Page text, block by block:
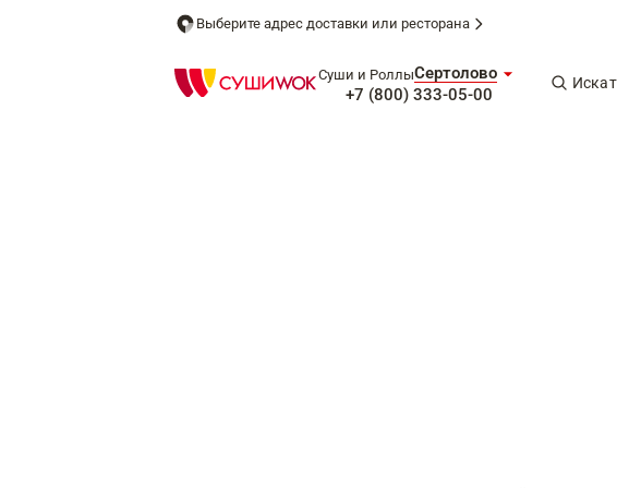
Выберите адрес доставки или ресторана
Суши и РоллыСертолово
+7 (800) 333-05-00